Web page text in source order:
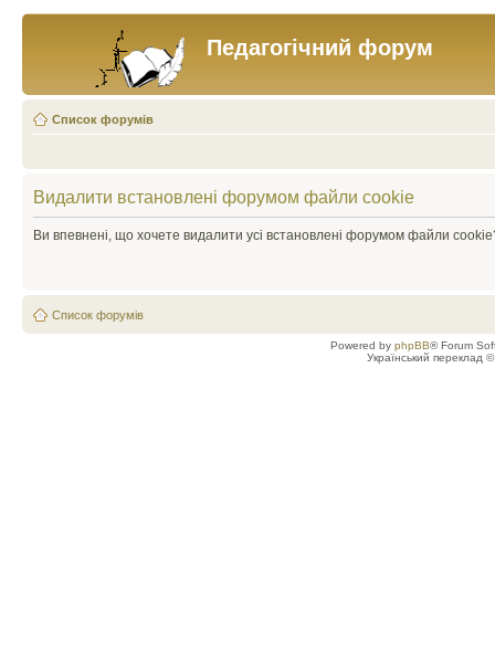
Педагогічний форум
Список форумів
Видалити встановлені форумом файли cookie
Ви впевнені, що хочете видалити усі встановлені форумом файли
Список форумів
Powered by phpBB® Forum
Український переклад